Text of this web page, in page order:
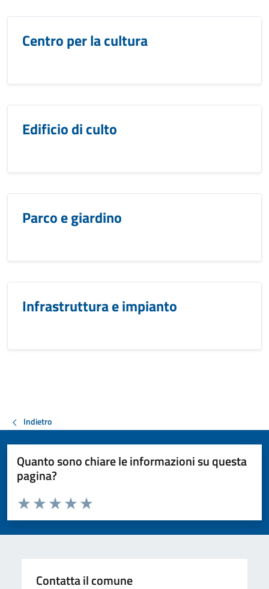
Centro per la cultura
Edificio di culto
Parco e giardino
Infrastruttura e impianto
Indietro
Quanto sono chiare le informazioni su questa
pagina?
Valuta da 1 a 5 stelle la pagina
Valuta 5 stelle su 5
Valuta 4 stelle su 5
Valuta 3 stelle su 5
Valuta 2 stelle su 5
Valuta 1 stelle su 5
Contatta il comune